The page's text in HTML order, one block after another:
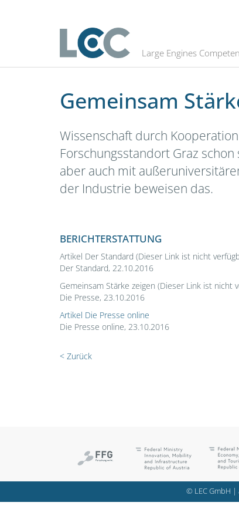
Large Engines
Gemeinsam Stärke zeigen
Gemeinsam
Wissenschaft durch
Forschungsstandort Graz
aber auch mit
der Industrie beweisen das.
BERICHTERSTATTUNG
Artikel Der Standard (Dieser Link ist nicht
Der Standard, 22.10.2016
Gemeinsam Stärke zeigen (Dieser Link ist nicht
Die Presse, 23.10.2016
Artikel Die Presse online
Die Presse online, 23.10.2016
< Zurück
© LEC GmbH |